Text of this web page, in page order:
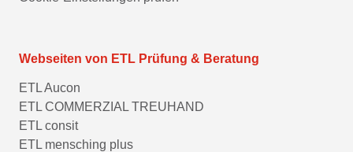
Webseiten von ETL Prüfung & Beratung
ETL Aucon
ETL COMMERZIAL TREUHAND
ETL consit
ETL mensching plus